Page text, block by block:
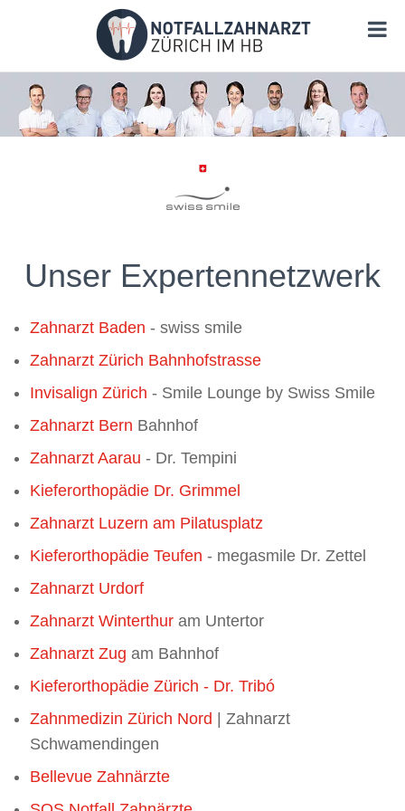
Unser Expertennetzwerk
Zahnarzt Baden - swiss smile
Zahnarzt Zürich Bahnhofstrasse
Invisalign Zürich - Smile Lounge by Swiss Smile
Zahnarzt Bern Bahnhof
Zahnarzt Aarau - Dr. Tempini
Kieferorthopädie Dr. Grimmel
Zahnarzt Luzern am Pilatusplatz
Kieferorthopädie Teufen - megasmile Dr. Zettel
Zahnarzt Urdorf
Zahnarzt Winterthur am Untertor
Zahnarzt Zug am Bahnhof
Kieferorthopädie Zürich - Dr. Tribó
Zahnmedizin Zürich Nord | Zahnarzt
Schwamendingen
Bellevue Zahnärzte